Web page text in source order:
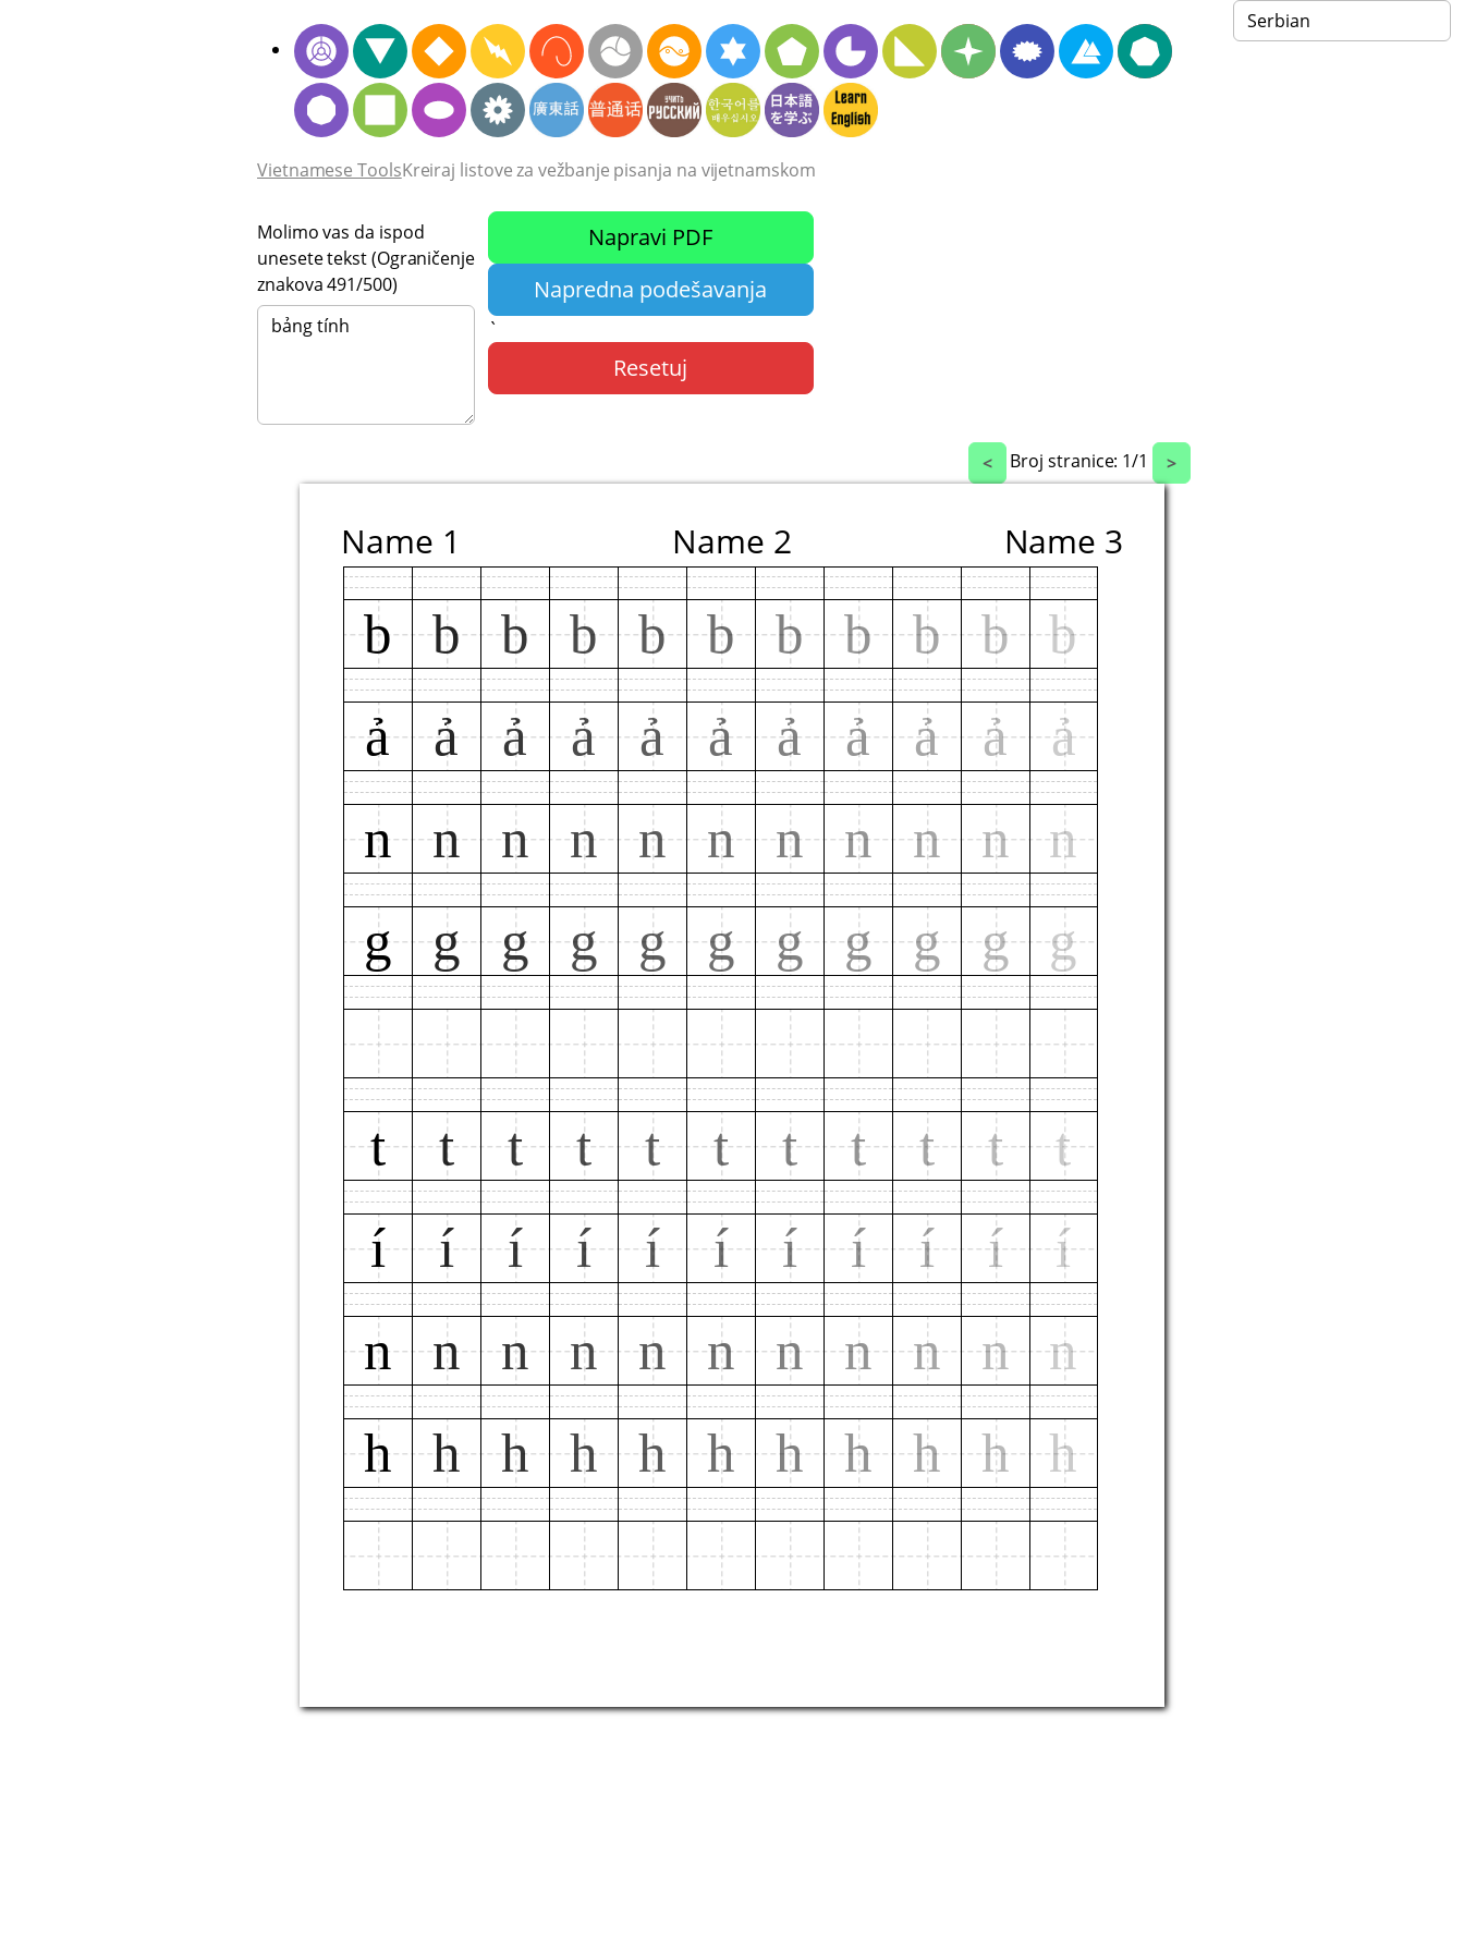
Vietnamese ToolsKreiraj listove za vežbanje pisanja na vijetnamskom
Molimo vas da ispod
unesete tekst (Ograničenje
znakova491/500)
Napravi PDF
Napredna podešavanja
`
Resetuj
< Broj stranice: 1/1 >
Name 1 Name 2 Name 3
b b b b b b b b b b
b
ả
ả ả ả ả ả ả ả ả ả
ả
n
n n n n n n n n n
n
g
g g g g g g g g g g
t t t t t t t t t t
t
í
í í í í í í í í í
í
n
n n n n n n n n n
n
h
h h h h h h h h h h